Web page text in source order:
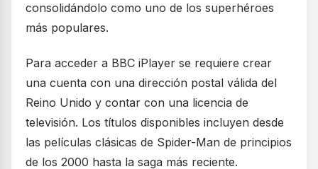
consolidándolo como uno de los superhéroes
más populares.
Para acceder a BBC iPlayer se requiere crear
una cuenta con una dirección postal válida del
Reino Unido y contar con una licencia de
televisión. Los títulos disponibles incluyen desde
las películas clásicas de Spider-Man de principios
de los 2000 hasta la saga más reciente.